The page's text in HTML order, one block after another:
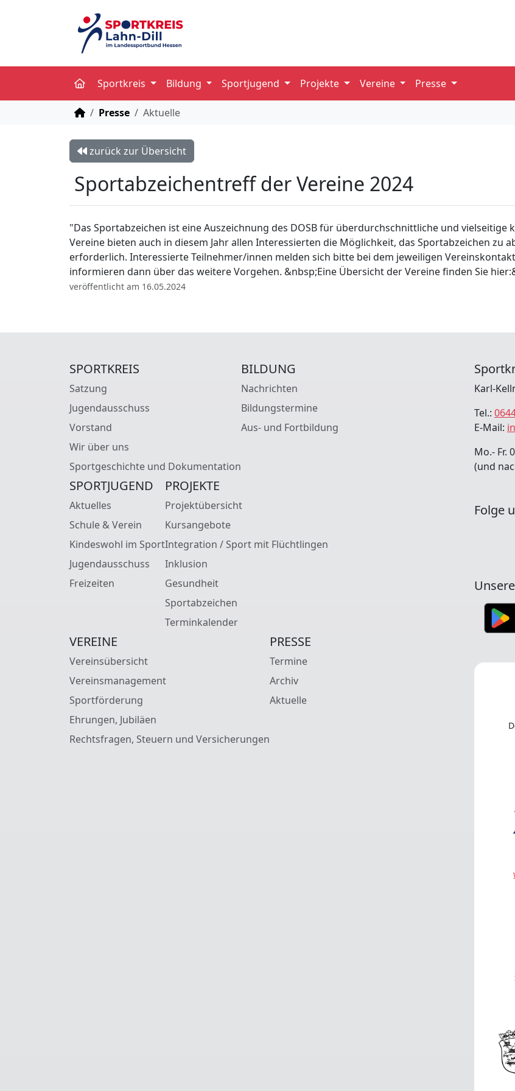
Sportkreis Bildung Sportjugend Projekte Vereine Presse
STARTSEITE
Presse Aktuelle
zurück zur Übersicht
Sportabzeichentreff der Vereine 2024
"Das Sportabzeichen ist eine Auszeichnung des DOSB für überdurchschnittliche und
Vereine bieten auch in diesem Jahr allen Interessierten die Möglichkeit, das Sportabzeichen zu
erforderlich. Interessierte Teilnehmer/innen melden sich bitte bei dem jeweiligen
informieren dann über das weitere Vorgehen. &nbsp;Eine Übersicht der Vereine finden Sie
veröffentlicht am 16.05.2024
SPORTKREIS
Satzung
Jugendausschuss
Vorstand
Wir über uns
Sportgeschichte und Dokumentation
BILDUNG
Nachrichten
Bildungstermine
Aus- und Fortbildung
SPORTJUGEND
Aktuelles
Schule & Verein
Kindeswohl im Sport
Jugendausschuss
Freizeiten
PROJEKTE
Projektübersicht
Kursangebote
Integration / Sport mit Flüchtlingen
Inklusion
Gesundheit
Sportabzeichen
Terminkalender
VEREINE
Vereinsübersicht
Vereinsmanagement
Sportförderung
Ehrungen, Jubiläen
Rechtsfragen, Steuern und Versicherungen
PRESSE
Termine
Archiv
Aktuelle
Karl-
Tel.:
E-Mail:
Mo.- Fr.
(und
Folge